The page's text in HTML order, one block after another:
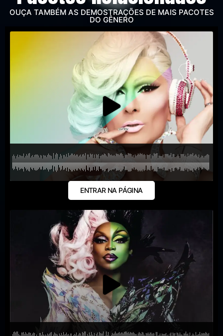
OUÇA TAMBÉM AS DEMOSTRAÇÕES DE MAIS PACOTES
DO GÊNERO
ENTRAR NA PÁGINA